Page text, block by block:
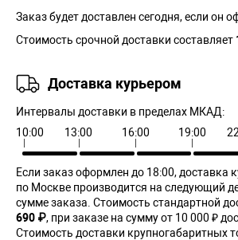
Заказ будет доставлен сегодня, если он
Стоимость срочной доставки составляет
Доставка курьером
Интервалы доставки в пределах МКАД:
10:00
13:00 16:00 19:00
Если заказ оформлен до 18:00, доставка
по Москве производится на следующий
сумме заказа. Cтоимость стандартной
690 ₽, при заказе на сумму от 10 000 ₽
Стоимость доставки крупногабаритных